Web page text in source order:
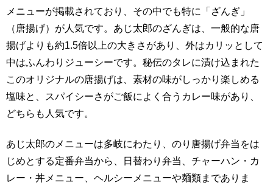
メニューが掲載されており、その中でも特に「ざんぎ」
（唐揚げ）が人気です。あじ太郎のざんぎは、一般的な唐
揚げよりも約1.5倍以上の大きさがあり、外はカリッとして
中はふんわりジューシーです。秘伝のタレに漬け込まれた
このオリジナルの唐揚げは、素材の味がしっかり楽しめる
塩味と、スパイシーさがご飯によく合うカレー味があり、
どちらも人気です。
あじ太郎のメニューは多岐にわたり、のり唐揚げ弁当をは
じめとする定番弁当から、日替わり弁当、チャーハン・カ
レー・丼メニュー、ヘルシーメニューや麺類までありま